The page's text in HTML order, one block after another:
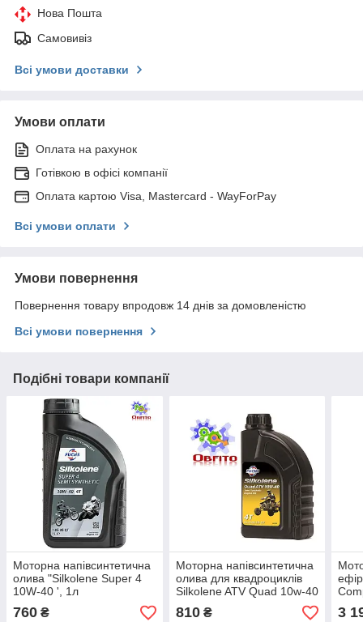
Нова Пошта
Самовивіз
Всі умови доставки
Умови оплати
Оплата на рахунок
Готівкою в офісі компанії
Оплата картою Visa, Mastercard - WayForPay
Всі умови оплати
Умови повернення
Повернення товару впродовж 14 днів за домовленістю
Всі умови повернення
Подібні товари компанії
Моторна напівсинтетична
олива "Silkolene Super 4
10W-40 ', 1л
760 ₴
Моторна напівсинтетична
олива для квадроциклів
Silkolene ATV Quad 10w-40
1л
810₴ 3